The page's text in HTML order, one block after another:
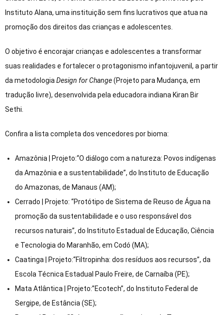
Instituto Alana, uma instituição sem fins lucrativos que atua na
promoção dos direitos das crianças e adolescentes.
O objetivo é encorajar crianças e adolescentes a transformar
suas realidades e fortalecer o protagonismo infantojuvenil, a partir
da metodologiaDesign for Change(Projeto para Mudança, em
tradução livre), desenvolvida pela educadora indiana Kiran Bir
Sethi.
Confira a lista completa dos vencedores por bioma:
Amazônia | Projeto:“O diálogo com a natureza: Povos indígenas
da Amazônia e a sustentabilidade”, do Instituto de Educação
do Amazonas, de Manaus (AM);
Cerrado | Projeto: “Protótipo de Sistema de Reuso de Água na
promoção da sustentabilidade e o uso responsável dos
recursos naturais”, do Instituto Estadual de Educação, Ciência
e Tecnologia do Maranhão, em Codó (MA);
Caatinga | Projeto:“Filtropinha: dos resíduos aos recursos”, da
Escola Técnica Estadual Paulo Freire, de Carnaíba (PE);
Mata Atlântica | Projeto:”Ecotech”, do Instituto Federal de
Sergipe, de Estância (SE);